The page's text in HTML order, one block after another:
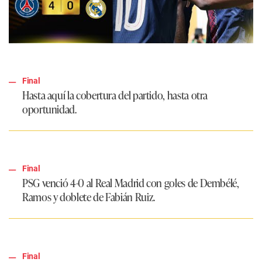
Final
Hasta aquí la cobertura del partido, hasta otra
oportunidad.
Final
PSGvenció 4-0 alReal Madridcon goles de Dembélé,
Ramos y doblete de Fabián Ruiz.
Final